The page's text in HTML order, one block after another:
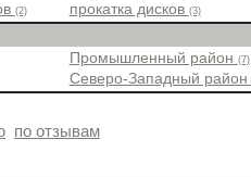
(2) прокатка дисков (3)
Промышленный район (7)
Северо-Западный район
по отзывам